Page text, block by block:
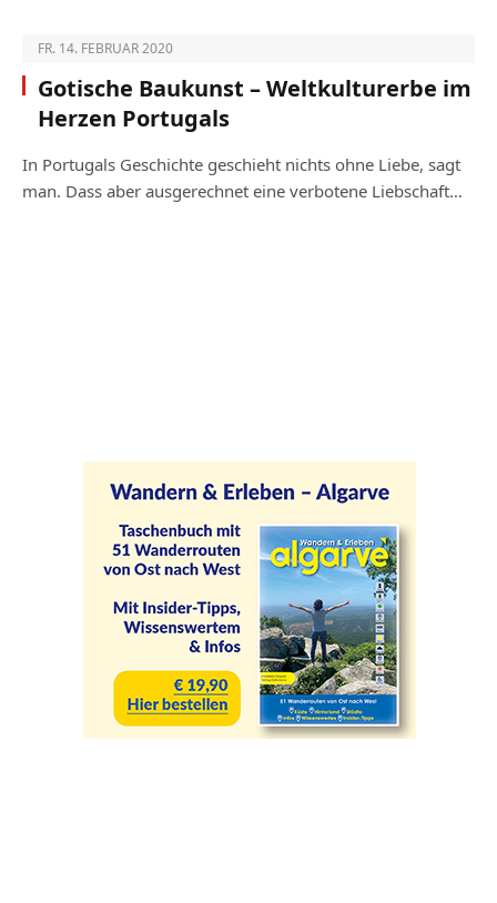
FR. 14. FEBRUAR 2020
Gotische Baukunst – Weltkulturerbe im
Herzen Portugals
In Portugals Geschichte geschieht nichts ohne Liebe, sagt
man. Dass aber ausgerechnet eine verbotene Liebschaft…